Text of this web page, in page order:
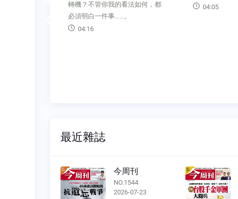
Previous
轉機？不管你我的看法如何，都
必須明白一件事……。
04:16
04:05
最近雜誌
今周刊
NO.1544
2026-07-23